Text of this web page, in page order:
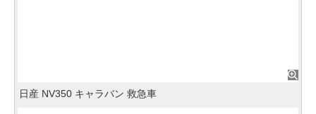
日産 NV350 キャラバン 救急車